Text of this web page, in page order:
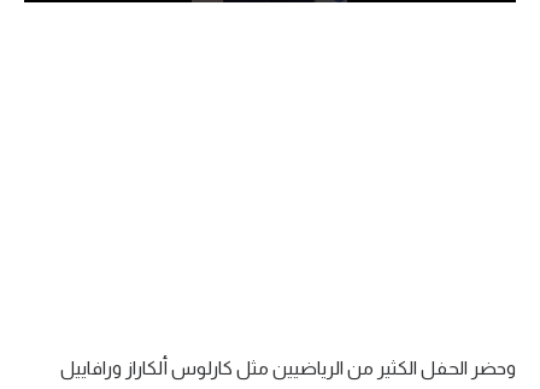
وحضر الحفل الكثير من الرياضيين مثل كارلوس ألكاراز ورافاييل